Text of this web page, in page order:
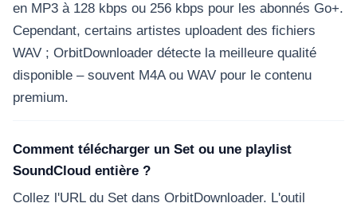
en MP3 à 128 kbps ou 256 kbps pour les abonnés Go+.
Cependant, certains artistes uploadent des fichiers
WAV ; OrbitDownloader détecte la meilleure qualité
disponible – souvent M4A ou WAV pour le contenu
premium.
Comment télécharger un Set ou une playlist
SoundCloud entière ?
Collez l'URL du Set dans OrbitDownloader. L'outil